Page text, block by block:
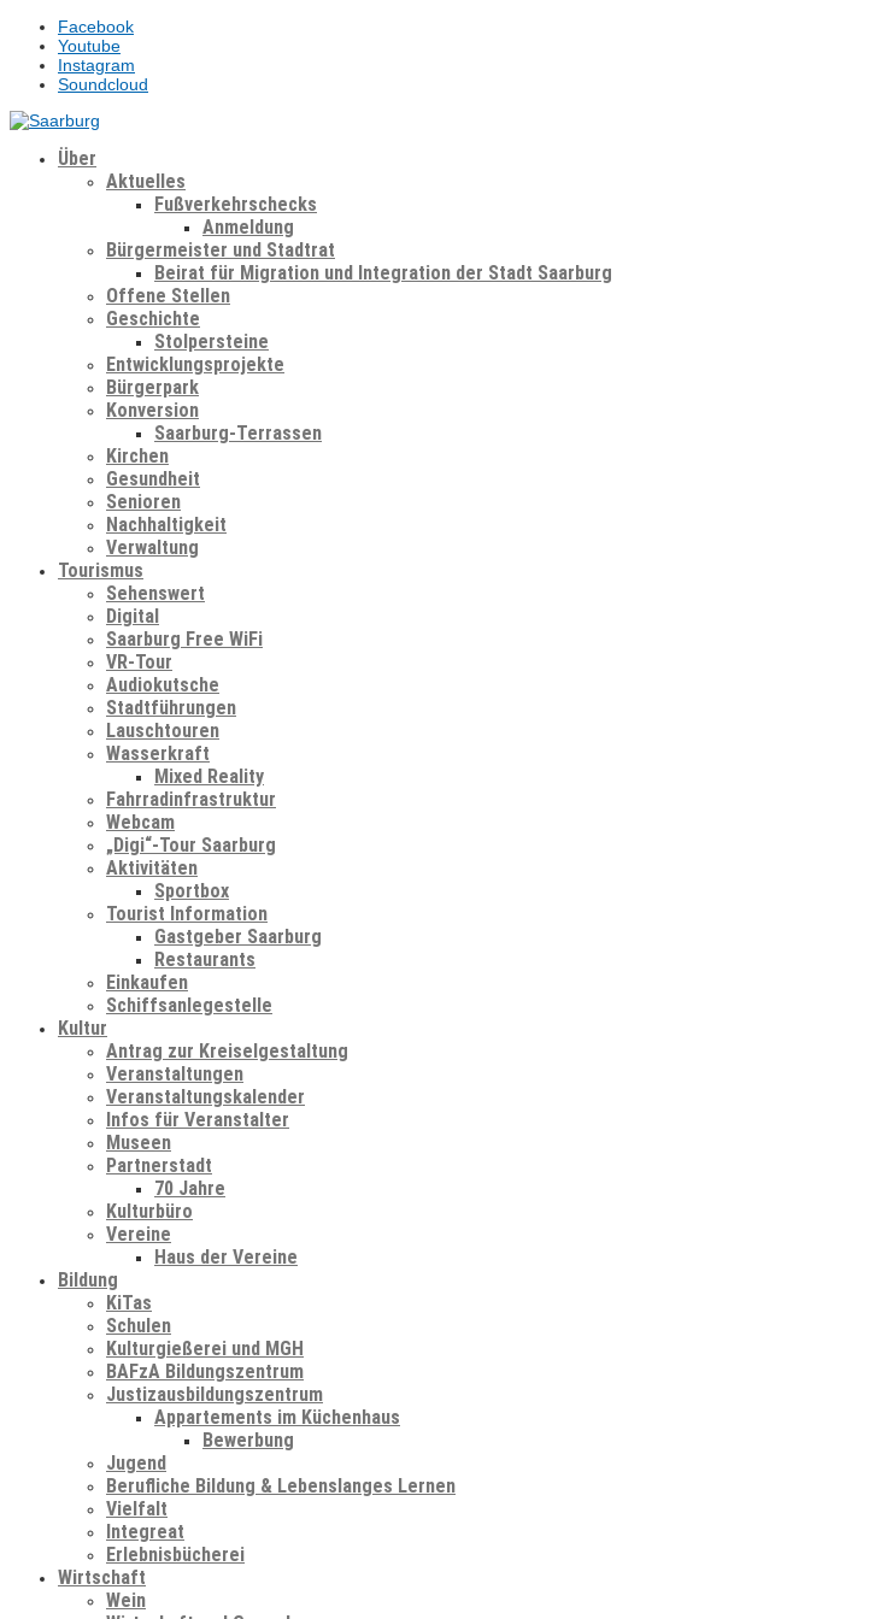
Facebook
Youtube
Instagram
Soundcloud
Über
Aktuelles
Fußverkehrschecks
Anmeldung
Bürgermeister und Stadtrat
Beirat für Migration und Integration der Stadt Saarburg
Offene Stellen
Geschichte
Stolpersteine
Entwicklungsprojekte
Bürgerpark
Konversion
Saarburg-Terrassen
Kirchen
Gesundheit
Senioren
Nachhaltigkeit
Verwaltung
Tourismus
Sehenswert
Digital
Saarburg Free WiFi
VR-Tour
Audiokutsche
Stadtführungen
Lauschtouren
Wasserkraft
Mixed Reality
Fahrradinfrastruktur
Webcam
„Digi“-Tour Saarburg
Aktivitäten
Sportbox
Tourist Information
Gastgeber Saarburg
Restaurants
Einkaufen
Schiffsanlegestelle
Kultur
Antrag zur Kreiselgestaltung
Veranstaltungen
Veranstaltungskalender
Infos für Veranstalter
Museen
Partnerstadt
70 Jahre
Kulturbüro
Vereine
Haus der Vereine
Bildung
KiTas
Schulen
Kulturgießerei und MGH
BAFzA Bildungszentrum
Justizausbildungszentrum
Appartements im Küchenhaus
Bewerbung
Jugend
Berufliche Bildung & Lebenslanges Lernen
Vielfalt
Integreat
Erlebnisbücherei
Wirtschaft
Wein